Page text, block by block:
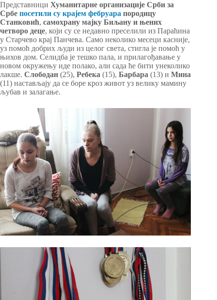
Представници Хуманитарне организације Срби за
Србе посетили су крајем фебруара породицу
Станковић, самохрану мајку Биљану и њених
четворо деце, који су се недавно преселили из Параћина
у Старчево крај Панчева. Само неколико месеци касније,
уз помоћ добрих људи из целог света, стигла је помоћ у
њихов дом. Селидба је тешко пала, и прилагођавање у
новом окружењу иде полако, али сада ће бити унеколико
лакше. Слободан (25), Ребека (15), Барбара (13) и Мина
(11) настављају да се боре кроз живот уз велику мамину
љубав и залагање.